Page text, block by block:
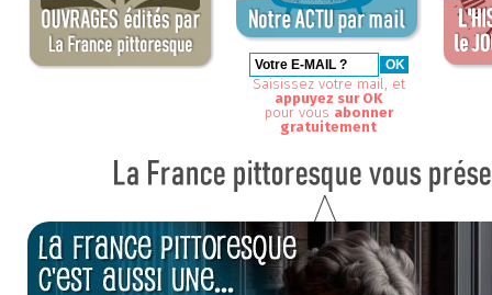
Saisissez votre mail, et
appuyez sur OK
pour vous abonner
gratuitement